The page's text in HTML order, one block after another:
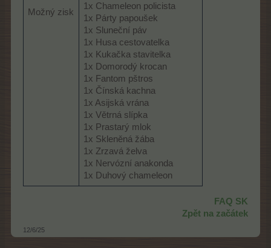
Možný zisk
1x Chameleon policista
1x Párty papoušek
1x Sluneční páv
1x Husa cestovatelka
1x Kukačka stavitelka
1x Domorodý krocan
1x Fantom pštros
1x Čínská kachna
1x Asijská vrána
1x Větrná slípka
1x Prastarý mlok
1x Skleněná žába
1x Zrzavá želva
1x Nervózní anakonda
1x Duhový chameleon
FAQ SK
Zpět na začátek
12/6/25